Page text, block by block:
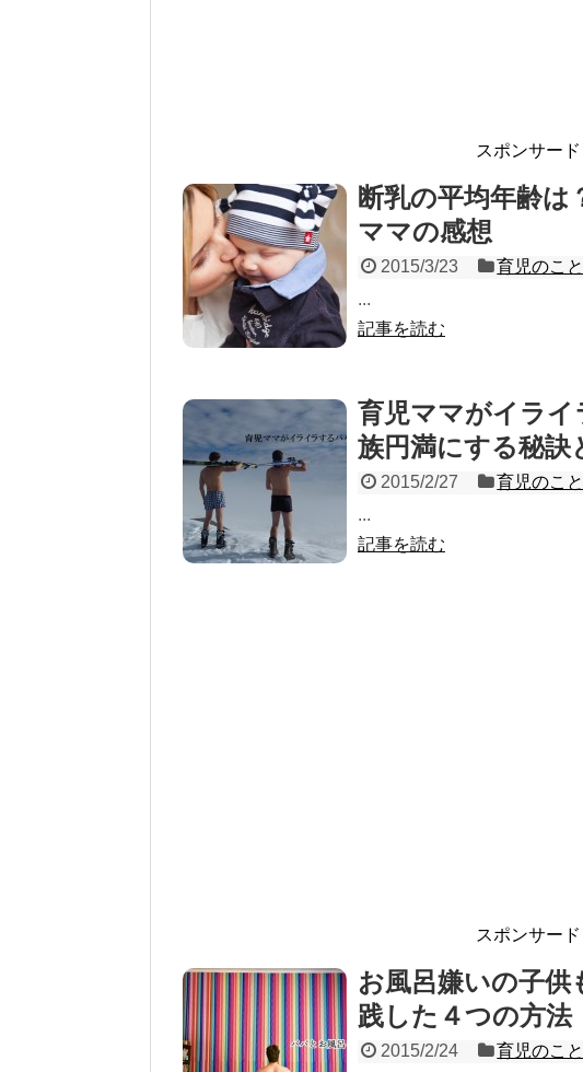
スポンサー
断乳の平均年齢は
ママの感想
2015/3/23
育児のこと
...
記事を読む
育児ママがイライ
族円満にする秘訣
2015/2/27
育児のこと
...
記事を読む
スポンサー
お風呂嫌いの子供
践した４つの方法
2015/2/24
育児のこと